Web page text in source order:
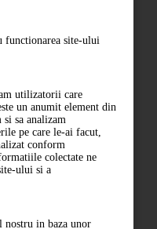
functionarea site-ului
utilizatorii care
un anumit element din
si sa analizam
pe care le-ai facut,
conform
colectate ne
ului si a
nostru in baza unor